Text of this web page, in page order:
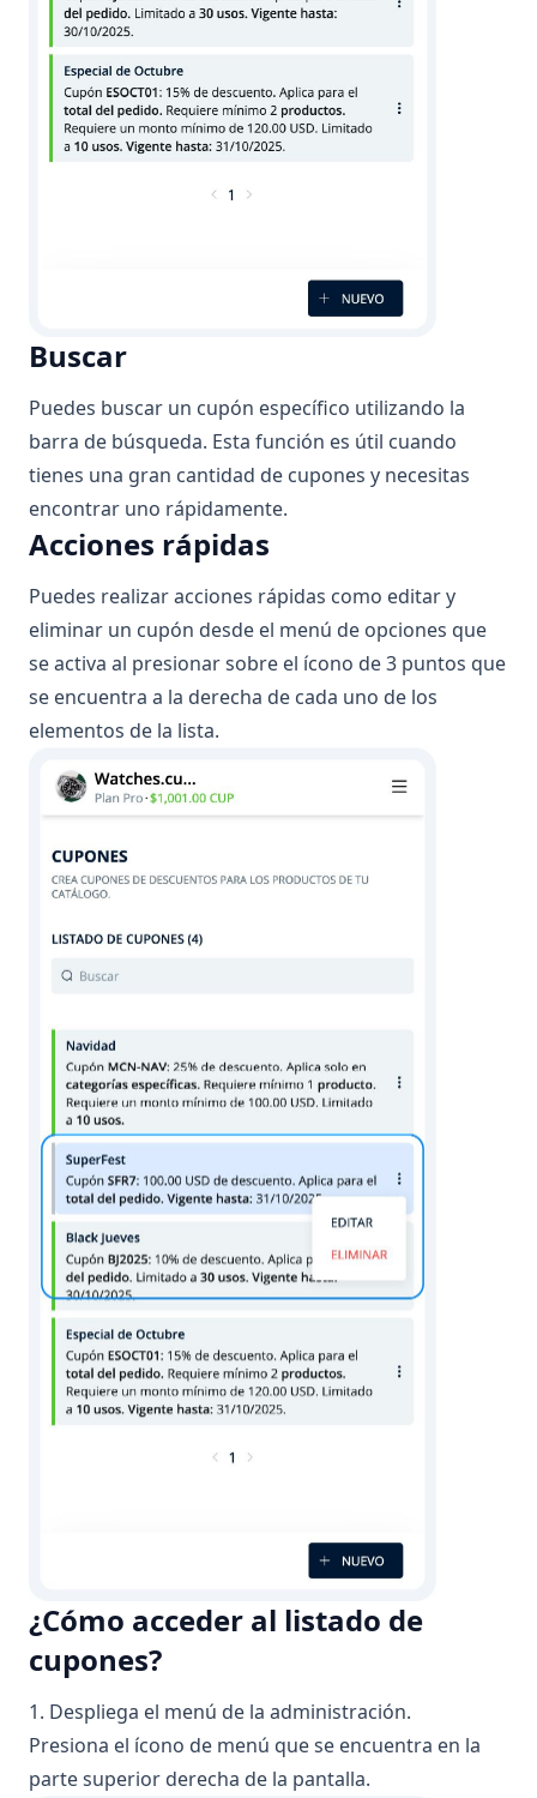
Horarios
Monedas
Entregas
Cupones
¿Qué
es un
cupón?
cupones
Crear
nuevo
cupón
Campos
de un
cupón
cliente
aplica
un
cupón?
Buscar
Puedes buscar un cupón específico utilizando la
barra de búsqueda. Esta función es útil cuando
tienes una gran cantidad de cupones y necesitas
encontrar uno rápidamente.
Acciones rápidas
Puedes realizar acciones rápidas como editar y
eliminar un cupón desde el menú de opciones que
se activa al presionar sobre el ícono de 3 puntos que
se encuentra a la derecha de cada uno de los
elementos de la lista.
¿Cómo acceder al listado de
cupones?
1. Despliega el menú de la administración.
Presiona el ícono de menú que se encuentra en la
parte superior derecha de la pantalla.